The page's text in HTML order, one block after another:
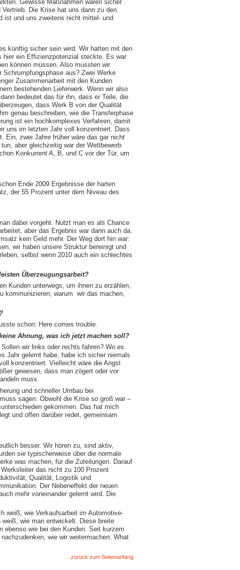
Gewisse Maßnahmen waren sicher
Die Krise hat uns dann zu den
ist und uns zweitens nicht mittel- und
künftig sicher sein wird. Wir hatten mit den
hier ein Effizienzpotenzial steckte. Es war
können müssen. Also mussten wir
aus? Zwei Werke
Zusammenarbeit mit den Kunden
bestehenden Lieferwerk. Wenn wir also
bedeutet das für ihn, dass er Teile, die
dass Werk B von der Qualität
genau beschreiben, wie die Transferphase
ist ein hochkomplexes Verfahren, damit
uns im letzten Jahr voll konzentriert. Dass
Ein, zwei Jahre früher wäre das gar nicht
aber gleichzeitig war der Wettbewerb
Konkurrent A, B, und C vor der Tür, um
Ende 2009 Ergebnisse der harten
der 55 Prozent unter dem Niveau des
dabei vorgeht. Nutzt man es als Chance
aber das Ergebnis war dann auch da.
kein Geld mehr. Der Weg dort hin war:
wir haben unsere Struktur bereinigt und
selbst wenn 2010 auch ein schlechtes
Überzeugungsarbeit?
Kunden unterwegs, um ihnen zu erzählen,
kommunizieren, warum wir das machen,
schon: Here comes trouble.
Ahnung, was ich jetzt machen soll?
wir links oder rechts fahren? Wo es
Jahr gelernt habe, habe ich sicher niemals
konzentriert. Vielleicht wäre die Angst
gewesen, dass man zögert oder vor
muss.
und schneller Umbau bei
sagen: Obwohl die Krise so groß war –
gekommen. Das hat mich
und offen darüber redet, gemeinsam
besser. Wir hören zu, sind aktiv,
sie typischerweise über die normale
was machen, für die Zuteilungen. Darauf
das nicht zu 100 Prozent
Qualität, Logistik und
Der Nebeneffekt der neuen
mehr voneinander gelernt wird. Die
weiß, wie Verkaufsarbeit im Automotive-
wie man entwickelt. Diese breite
ebenso wie bei den Kunden. Seit kurzem
wie wir weitermachen: What
...zurück zum Seitenanfang